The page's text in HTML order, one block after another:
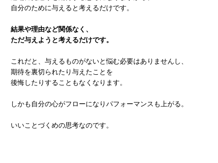
自分のために与えると考えるだけです。
結果や理由など関係なく、
ただ与えようと考えるだけです。
これだと、与えるものがないと悩む必要はありませんし、
期待を裏切られたり与えたことを
後悔したりすることもなくなります。
しかも自分の心がフローになりパフォーマンスも上がる。
いいことづくめの思考なのです。